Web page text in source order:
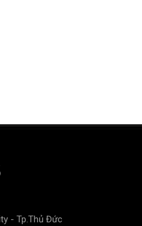
- Tp.Thủ Đức